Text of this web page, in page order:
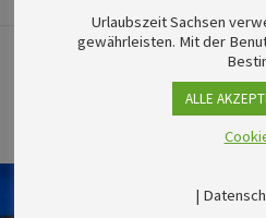
11. Juni 2026
Urlaubszeit Sachsen
gewährleisten. Mit der
ALLE
|